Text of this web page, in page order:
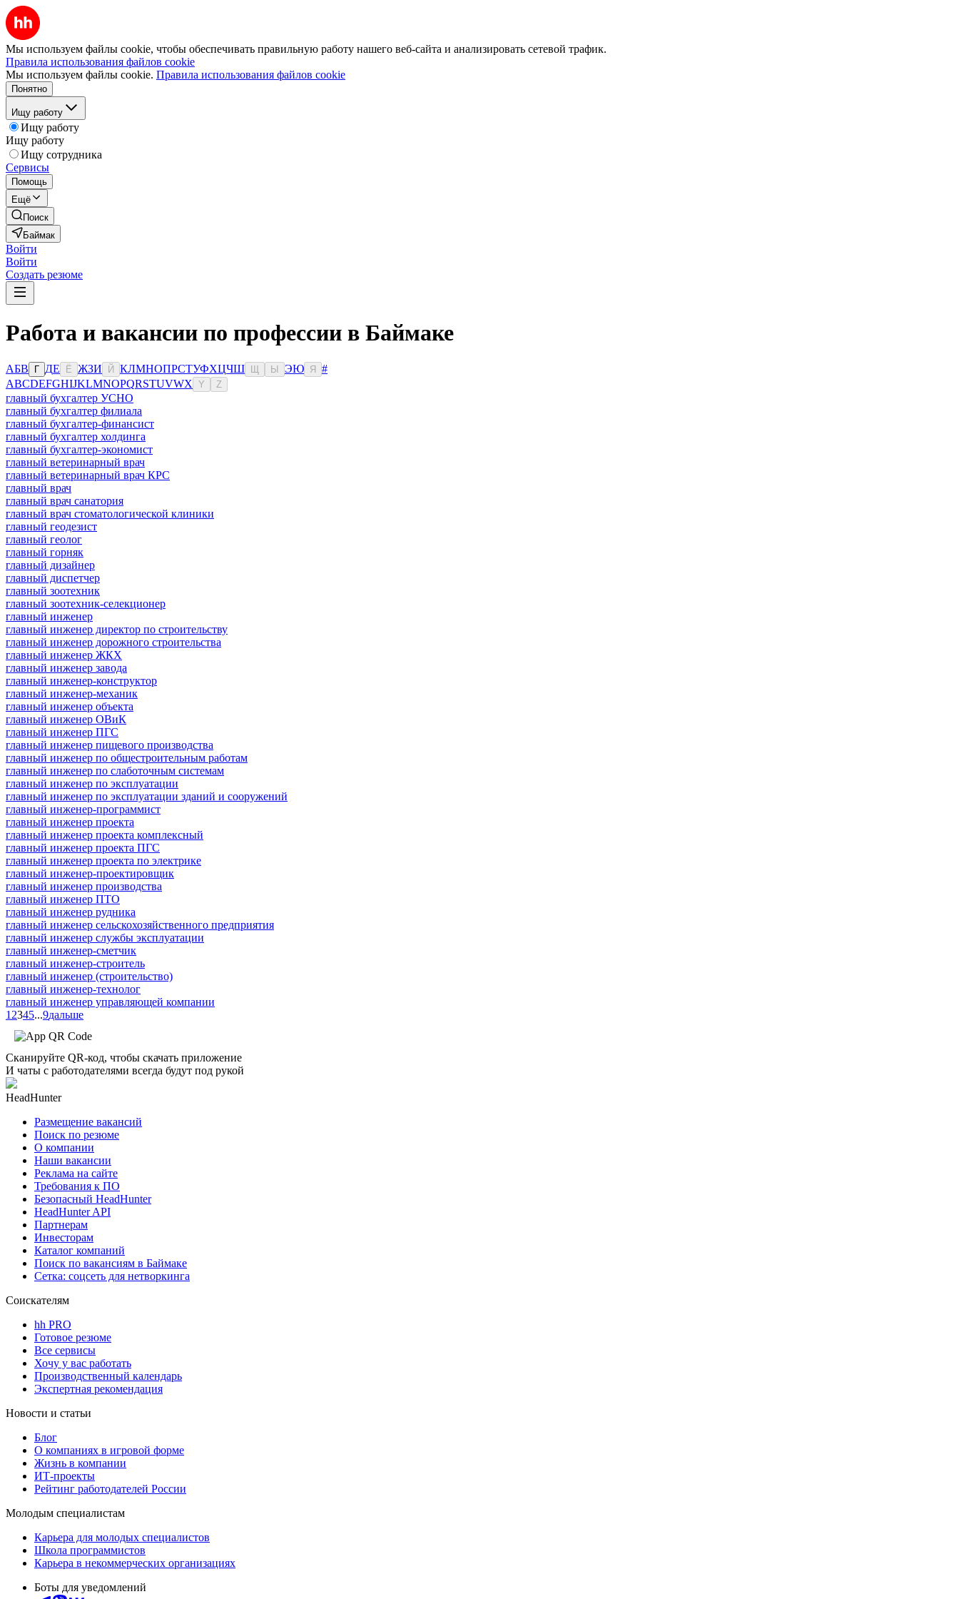
Мы используем файлы cookie, чтобы обеспечивать правильную работу нашего веб-сайта и анализировать сетевой трафик.
Правила использования файлов cookie
Мы используем файлы cookie. Правила использования файлов cookie
Понятно
Ищу работу
Ищу работу
Ищу работу
Ищу сотрудника
Сервисы
Помощь
Ещё
Поиск
Баймак
Войти
Войти
Создать резюме
Работа и вакансии по профессии в Баймаке
АБВ Г ДЕ Ё ЖЗИ Й КЛМНОПРСТУФХЦЧШ Ы ЭЮ Я
#
ABCDEFGHIJKLMNOPQRSTUVWX Y Z
главный бухгалтер УСНО
главный бухгалтер филиала
главный бухгалтер-финансист
главный бухгалтер холдинга
главный бухгалтер-экономист
главный ветеринарный врач
главный ветеринарный врач КРС
главный врач
главный врач санатория
главный врач стоматологической клиники
главный геодезист
главный геолог
главный горняк
главный дизайнер
главный диспетчер
главный зоотехник
главный зоотехник-селекционер
главный инженер
главный инженер директор по строительству
главный инженер дорожного строительства
главный инженер ЖКХ
главный инженер завода
главный инженер-конструктор
главный инженер-механик
главный инженер объекта
главный инженер ОВиК
главный инженер ПГС
главный инженер пищевого производства
главный инженер по общестроительным работам
главный инженер по слаботочным системам
главный инженер по эксплуатации
главный инженер по эксплуатации зданий и сооружений
главный инженер-программист
главный инженер проекта
главный инженер проекта комплексный
главный инженер проекта ПГС
главный инженер проекта по электрике
главный инженер-проектировщик
главный инженер производства
главный инженер ПТО
главный инженер рудника
главный инженер сельскохозяйственного предприятия
главный инженер службы эксплуатации
главный инженер-сметчик
главный инженер-строитель
главный инженер (строительство)
главный инженер-технолог
главный инженер управляющей компании
1 2345...9дальше
Сканируйте QR-код, чтобы скачать приложение
И чаты с работодателями всегда будут под рукой
HeadHunter
Размещение вакансий
Поиск по резюме
О компании
Наши вакансии
Реклама на сайте
Требования к ПО
Безопасный HeadHunter
HeadHunter API
Партнерам
Инвесторам
Каталог компаний
Поиск по вакансиям в Баймаке
Сетка: соцсеть для нетворкинга
Соискателям
hh PRO
Готовое резюме
Все сервисы
Хочу у вас работать
Производственный календарь
Экспертная рекомендация
Новости и статьи
Блог
О компаниях в игровой форме
Жизнь в компании
ИТ-проекты
Рейтинг работодателей России
Молодым специалистам
Карьера для молодых специалистов
Школа программистов
Карьера в некоммерческих организациях
Боты для уведомлений